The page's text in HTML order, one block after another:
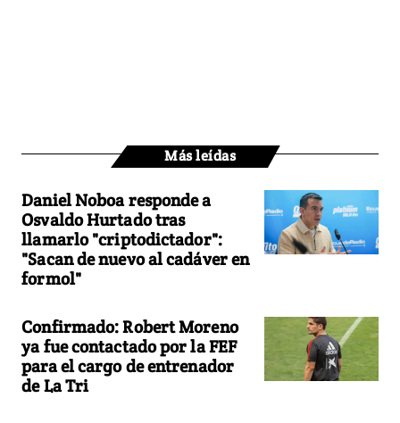
Más leídas
Daniel Noboa responde a
Osvaldo Hurtado tras
llamarlo "criptodictador":
"Sacan de nuevo al cadáver en
formol"
Confirmado: Robert Moreno
ya fue contactado por la FEF
para el cargo de entrenador
de La Tri